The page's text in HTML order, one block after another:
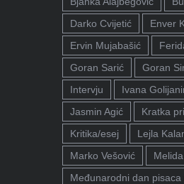
Darko Cvijetić
Enver
Ervin Mujabašić
Goran Sarić
Goran
Intervju
Ivana
Jasmin Agić
Kratka
Kritika/esej
Lejla
Marko Vešović
Međunarodni dan pisaca